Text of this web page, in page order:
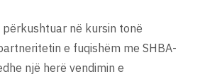
në kursin tonë
e fuqishëm me SHBA-
një herë vendimin e